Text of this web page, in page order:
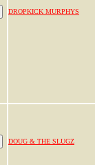
DROPKICK MURPHYS
DOUG & THE SLUGZ